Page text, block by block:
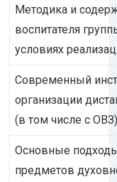
Методика и
воспитателя
условиях
Современный
организации
(в том числе с
Основные
предметов